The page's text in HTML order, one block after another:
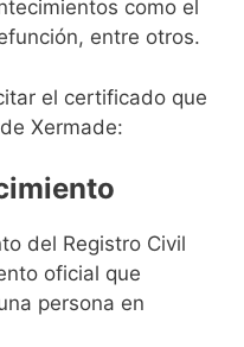
como el
entre otros.
el certificado que
Xermade:
del Registro Civil
oficial que
persona en